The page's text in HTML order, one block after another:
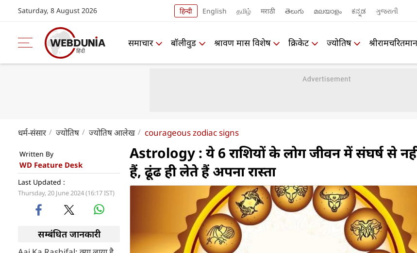
Saturday, 8 August 2026 हिन्दी English தமிழ் मराठी తెలుగు മലയാളം ಕನ್ನಡ ગુજરાતી
समाचार बॉलीवुड श्रावण मास विशेष क्रिकेट ज्योतिष
धर्म-संसार ज्योतिष ज्योतिष आलेख courageous zodiac signs
Written By
WD Feature Desk
Last Updated :
Thursday, 20 June 2024 (16:17 IST)
सम्बंधित जानकारी
Astrology : ये 6 राशियों के लोग जीवन में संघर्ष से
हैं, ढूंढ ही लेते हैं अपना रास्ता